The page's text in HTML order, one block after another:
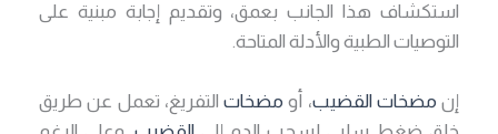
استكشاف هذا الجانب بعمق، وتقديم إجابة مبنية على
التوصيات الطبية والأدلة المتاحة.
إن مضخات القضيب، أو مضخات التفريغ، تعمل عن طريق